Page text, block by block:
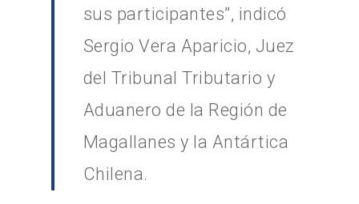
sus participantes”, indicó
Sergio Vera Aparicio, Juez
del Tribunal Tributario y
Aduanero de la Región de
Magallanes y la Antártica
Chilena.